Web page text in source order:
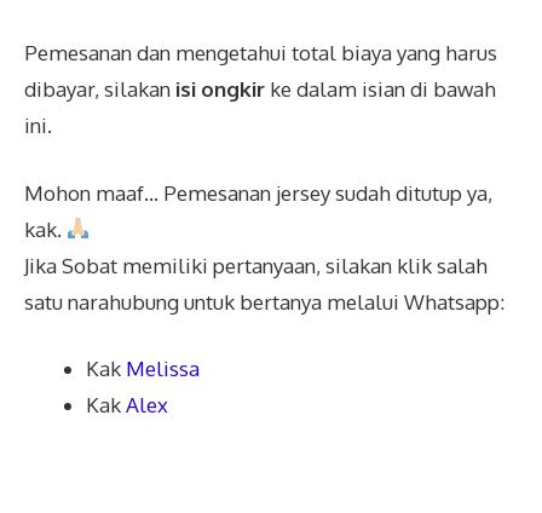
Pemesanan dan mengetahui total biaya yang harus
dibayar, silakan isi ongkir ke dalam isian di bawah
ini.
Mohon maaf... Pemesanan jersey sudah ditutup ya,
kak.
Jika Sobat memiliki pertanyaan, silakan klik salah
satu narahubung untuk bertanya melalui Whatsapp:
Kak Melissa
KakAlex